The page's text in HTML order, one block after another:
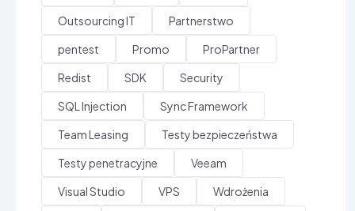
Outsourcing IT
Partnerstwo
pentest
Promo
ProPartner
Redist
SDK
Security
SQL Injection
Sync Framework
Team Leasing
Testy bezpieczeństwa
Testy penetracyjne
Veeam
Visual Studio
VPS
Wdrożenia